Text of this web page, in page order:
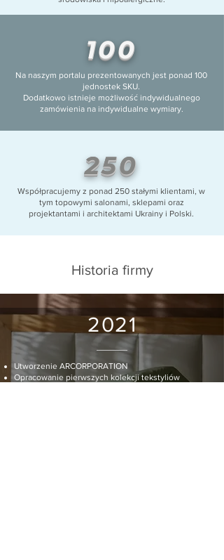
100
Na naszym portalu prezentowanych jest ponad 100
jednostek SKU.
Dodatkowo istnieje możliwość indywidualnego
zamówienia na indywidualne wymiary.
250
Współpracujemy z ponad 250 stałymi klientami, w
tym topowymi salonami, sklepami oraz
projektantami i architektami Ukrainy i Polski.
Historia firmy
2021
Utworzenie ARCORPORATION
Opracowanie pierwszych kolekcji tekstyliów